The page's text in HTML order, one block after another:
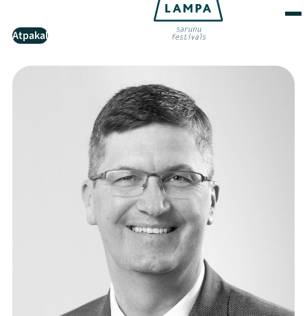
Atpakaļ